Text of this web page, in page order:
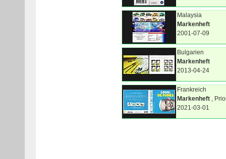
Malaysia
Markenheft
2001-07-09
Bulgarien
Markenheft
2013-04-24
Frankreich
Markenheft ,
2021-03-01